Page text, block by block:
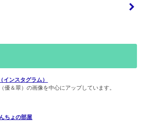
インスタグラム）
優＆翠）の画像を中心にアップしています。
ちょの部屋